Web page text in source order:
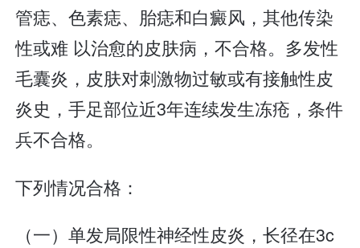
管痣、色素痣、胎痣和白癜风，其他传染
性或难 以治愈的皮肤病，不合格。多发性
毛囊炎，皮肤对刺激物过敏或有接触性皮
炎史，手足部位近3年连续发生冻疮，条件
兵不合格。
下列情况合格：
（一）单发局限性神经性皮炎，长径在3c